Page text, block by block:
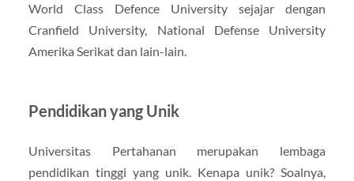
World Class Defence University sejajar dengan
Cranfield University, National Defense University
Amerika Serikat dan lain-lain.
Pendidikan yang Unik
Universitas Pertahanan merupakan lembaga
pendidikan tinggi yang unik. Kenapa unik? Soalnya,